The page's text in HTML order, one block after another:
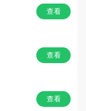
查看
查看
查看